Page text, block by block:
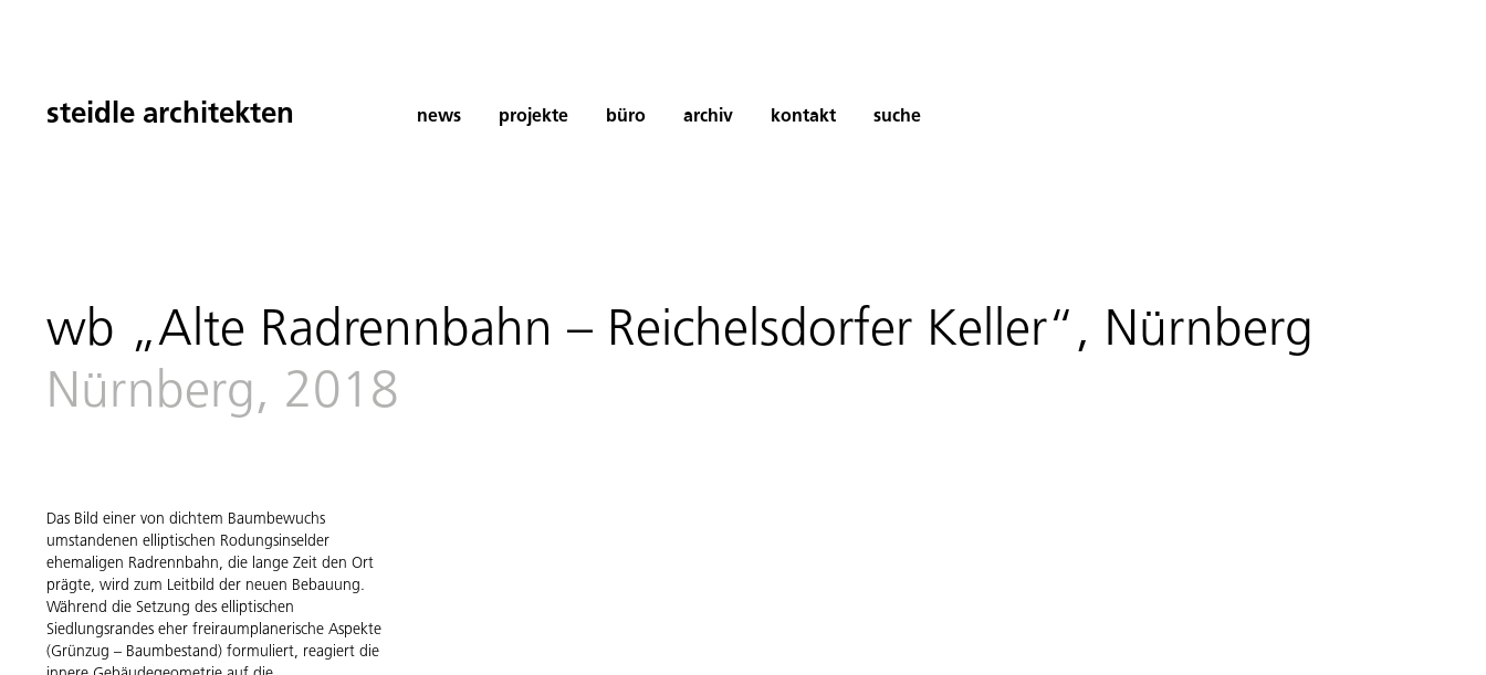
steidle architekten news projekte büro archiv kontakt suche
wb „Alte Radrennbahn – Reichelsdorfer Keller“, Nürnberg
Nürnberg, 2018
Das Bild einer von dichtem Baumbewuchs
umstandenen elliptischen Rodungsinselder
ehemaligen Radrennbahn, die lange Zeit den Ort
prägte, wird zum Leitbild der neuen Bebauung.
Während die Setzung des elliptischen
Siedlungsrandes eher freiraumplanerische Aspekte
(Grünzug – Baumbestand) formuliert, reagiert die